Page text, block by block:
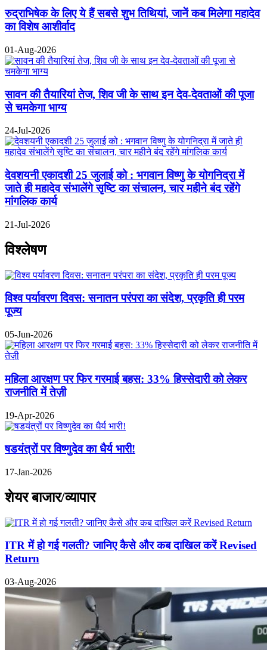
रुद्राभिषेक के लिए ये हैं सबसे शुभ तिथियां, जानें कब मिलेगा महादेव
का विशेष आशीर्वाद
01-Aug-2026
सावन की तैयारियां तेज, शिव जी के साथ इन देव-देवताओं की पूजा
से चमकेगा भाग्य
24-Jul-2026
देवशयनी एकादशी 25 जुलाई को : भगवान विष्णु के योगनिद्रा में
जाते ही महादेव संभालेंगे सृष्टि का संचालन, चार महीने बंद रहेंगे
मांगलिक कार्य
21-Jul-2026
विश्लेषण
विश्व पर्यावरण दिवस: सनातन परंपरा का संदेश, प्रकृति ही परम
पूज्य
05-Jun-2026
महिला आरक्षण पर फिर गरमाई बहस: 33% हिस्सेदारी को लेकर
राजनीति में तेज़ी
19-Apr-2026
षडयंत्रों पर विष्णुदेव का धैर्य भारी!
17-Jan-2026
शेयर बाजार/व्यापार
ITR में हो गई गलती? जानिए कैसे और कब दाखिल करें Revised
Return
03-Aug-2026